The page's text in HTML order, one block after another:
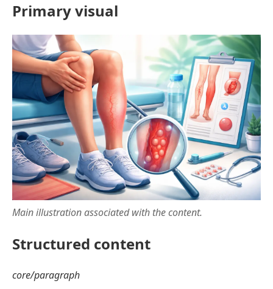
Primary visual
Main illustration associated with the content.
Structured content
core/paragraph